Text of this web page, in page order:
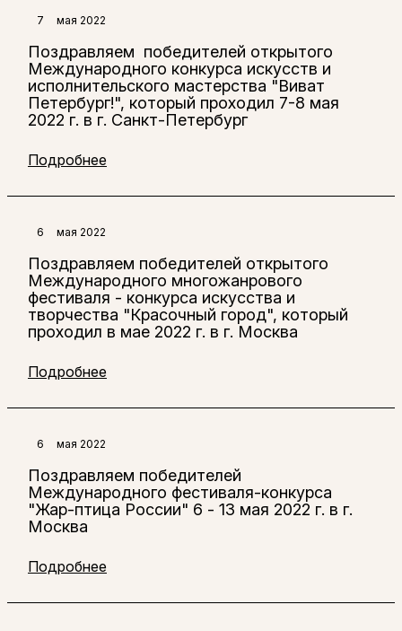
7 мая 2022
Поздравляем победителей открытого
Международного конкурса искусств и
исполнительского мастерства "Виват
Петербург!", который проходил 7-8 мая
2022 г. в г. Санкт-Петербург
Подробнее
6 мая 2022
Поздравляем победителей открытого
Международного многожанрового
фестиваля - конкурса искусства и
творчества "Красочный город", который
проходил в мае 2022 г. в г. Москва
Подробнее
6 мая 2022
Поздравляем победителей
Международного фестиваля-конкурса
"Жар-птица России" 6 - 13 мая 2022 г. в г.
Москва
Подробнее